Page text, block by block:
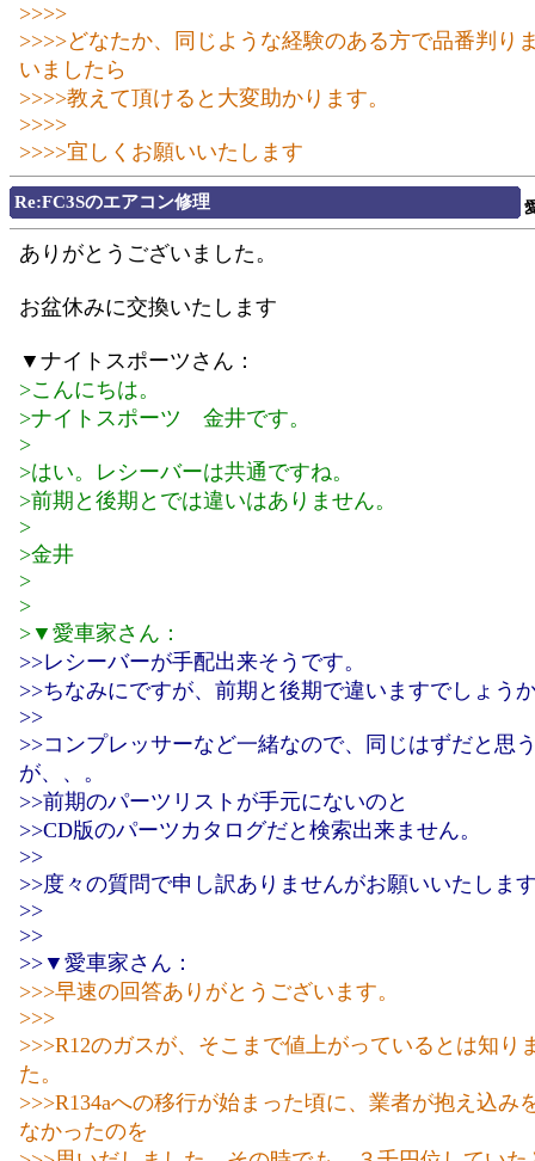
>>>>
>>>>どなたか、同じような経験のある方で品番判り
いましたら
>>>>教えて頂けると大変助かります。
>>>>
>>>>宜しくお願いいたします
Re:FC3Sのエアコン修理
ありがとうございました。
お盆休みに交換いたします
▼ナイトスポーツさん：
>こんにちは。
>ナイトスポーツ 金井です。
>
>はい。レシーバーは共通ですね。
>前期と後期とでは違いはありません。
>
>金井
>
>
>▼愛車家さん：
>>レシーバーが手配出来そうです。
>>ちなみにですが、前期と後期で違いますでしょう
>>
>>コンプレッサーなど一緒なので、同じはずだと思
が、、。
>>前期のパーツリストが手元にないのと
>>CD版のパーツカタログだと検索出来ません。
>>
>>度々の質問で申し訳ありませんがお願いいたしま
>>
>>
>>▼愛車家さん：
>>>早速の回答ありがとうございます。
>>>
>>>R12のガスが、そこまで値上がっているとは知り
た。
>>>R134aへの移行が始まった頃に、業者が抱え込み
なかったのを